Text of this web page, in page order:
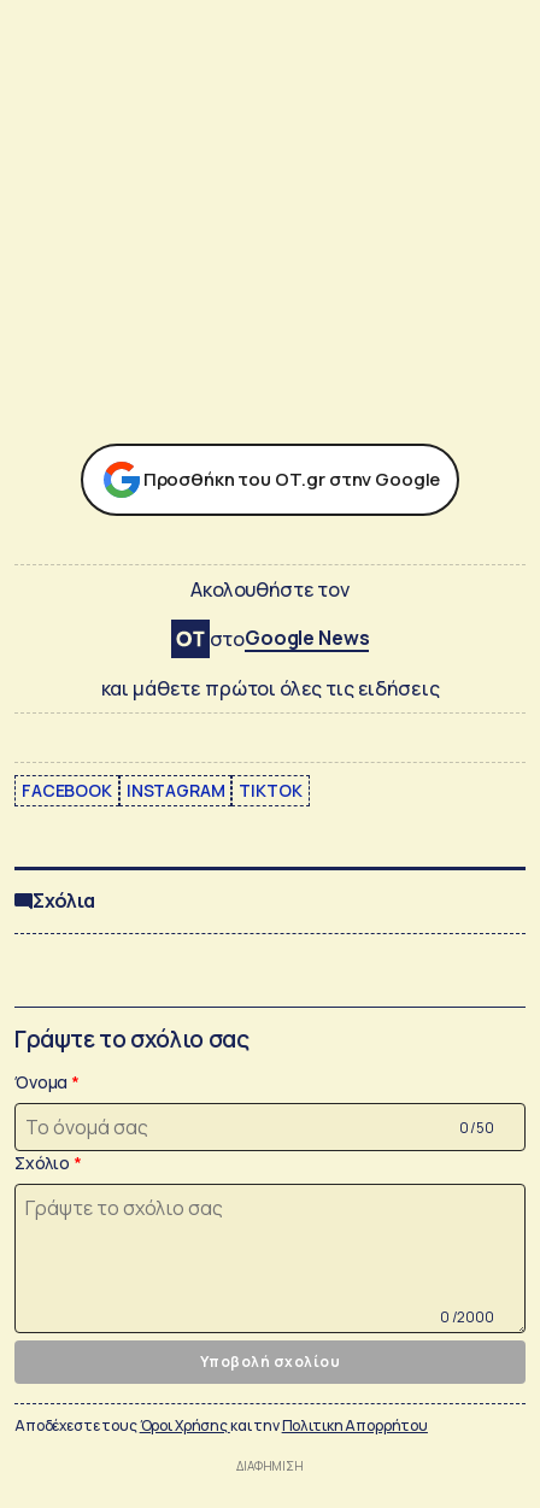
Προσθήκη του ΟΤ.gr στην Google
Ακολουθήστε τον
στοGoogle News
και μάθετε πρώτοι όλες τις ειδήσεις
FACEBOOK INSTAGRAM TIKTOK
Σχόλια
Γράψτε το σχόλιο σας
Όνομα
0 /50
Σχόλιο
0 /2000
Υποβολή σχολίου
Αποδέχεστε τουςΌροι Χρήσηςκαι τηνΠολιτικη Απορρήτου